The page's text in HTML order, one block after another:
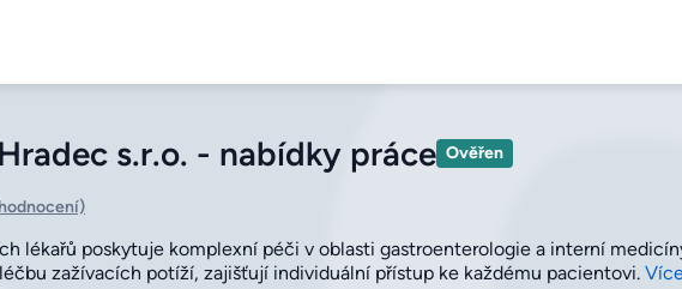
s.r.o. - nabídky práce Ověřen
lékařů poskytuje komplexní péči v oblasti gastroenterologie a interní
zažívacích potíží, zajišťují individuální přístup ke každému pacientovi.